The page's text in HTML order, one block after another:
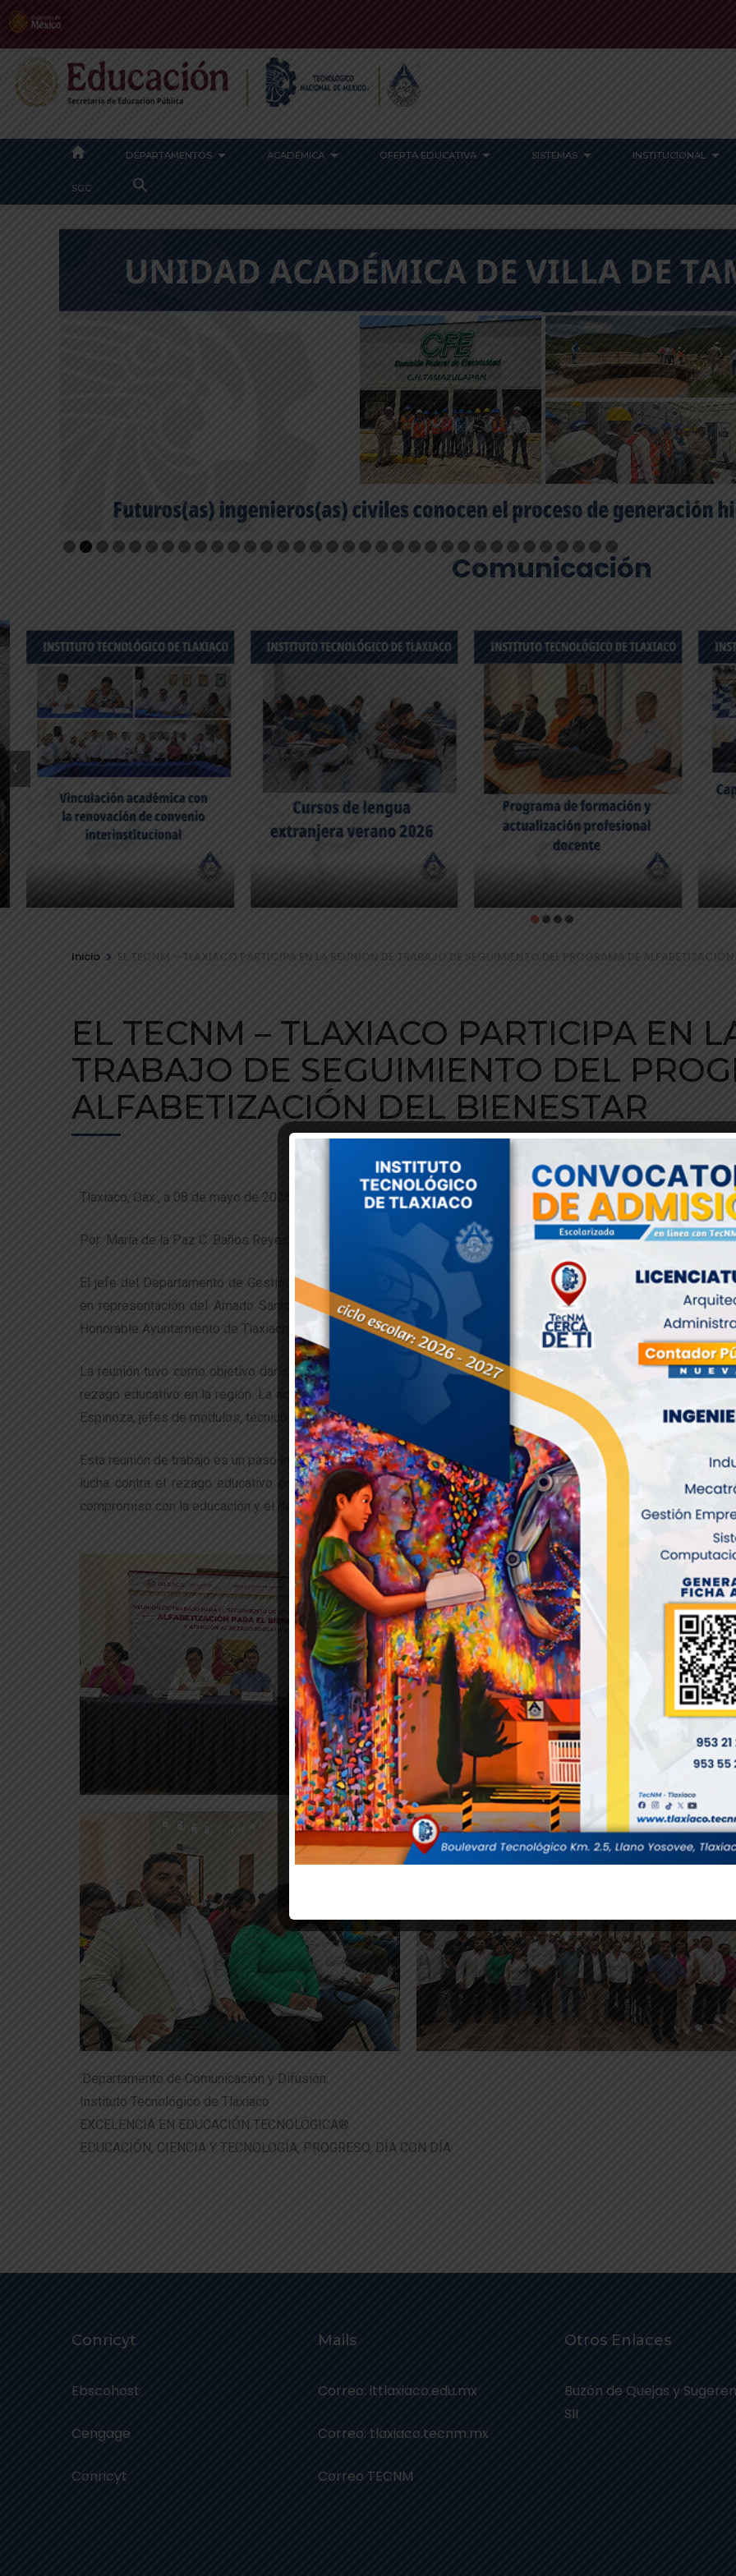
DEPARTAMENTOS ACADÉMICA OFERTA EDUCATIVA SISTEMAS INSTITUCIONAL
SGC
SEARCH BUTTON
Comunicación
‹
Inicio > EL TECNM – TLAXIACO PARTICIPA EN LA REUNIÓN DE TRABAJO DE SEGUIMIENTO DEL PROGRAMA DE ALFABETIZACIÓN
EL TECNM – TLAXIACO PARTICIPA EN
TRABAJO DE SEGUIMIENTO DEL
ALFABETIZACIÓN DEL BIENESTAR
Tlaxiaco, Oax., a 08 de mayo de 2025.
Por: María de la Paz C. Baños Reyes.
El jefe del Departamento de Gestión Tecnológica y Vinculación del TecNM -Tlaxiaco, Daniel Carbajal Díaz, asistió
en representación del Amado Santos Santiago Director del Instituto, a una reunión de trabajo convocada por el
Honorable Ayuntamiento de Tlaxiaco y el Instituto Nacional para la Educación de los Adultos (INEA).
La reunión tuvo como objetivo dar seguimiento a los programas de alfabetización para el bienestar y atención al
rezago educativo en la región. La actividad contó con la presencia de la Directora General del INEA, Juana Aguilar
Espinoza, jefes de módulos, técnicos, autoridades municipales, regidores de educación y agentes municipales.
Esta reunión de trabajo es un paso importante para fortalecer la colaboración entre las instituciones y avanzar en la
lucha contra el rezago educativo en la región. La participación del TecNM-Tlaxiaco en esta iniciativa refleja su
compromiso con la educación y el desarrollo de la comunidad.
.Departamento de Comunicación y Difusión.
Instituto Tecnológico de Tlaxiaco
EXCELENCIA EN EDUCACIÓN TECNOLÓGICA®
EDUCACIÓN, CIENCIA Y TECNOLOGÍA, PROGRESO, DÍA CON DÍA
Conricyt
Ebscohost
Cengage
Conricyt
Mails
Correo: ittlaxiaco.edu.mx
Correo: tlaxiaco.tecnm.mx
Correo TECNM
Otros Enlaces
Buzón de Quejas y
SII